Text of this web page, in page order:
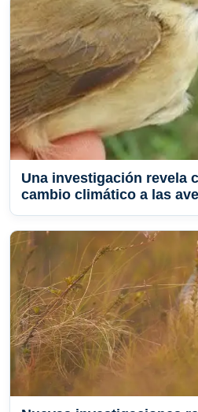
Una investigación revela
cambio climático a las